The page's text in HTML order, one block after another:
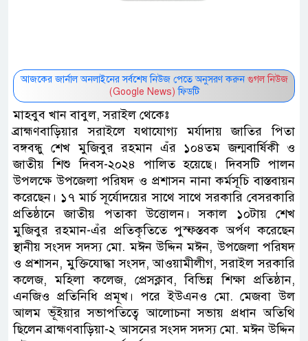
আজকের জার্নাল অনলাইনের সর্বশেষ নিউজ পেতে অনুসরণ করুন গুগল নিউজ
(Google News) ফিডটি
মাহবুব খান বাবুল, সরাইল থেকেঃ
ব্রাহ্মণবাড়িয়ার সরাইলে যথাযোগ্য মর্যাদায় জাতির পিতা
বঙ্গবন্ধু শেখ মুজিবুর রহমান এঁর ১০৪তম জন্মবার্ষিকী ও
জাতীয় শিশু দিবস-২০২৪ পালিত হয়েছে। দিবসটি পালন
উপলক্ষে উপজেলা পরিষদ ও প্রশাসন নানা কর্মসূচি বাস্তবায়ন
করেছেন। ১৭ মার্চ সূর্যোদয়ের সাথে সাথে সরকারি বেসরকারি
প্রতিষ্ঠানে জাতীয় পতাকা উত্তোলন। সকাল ১০টায় শেখ
মুজিবুর রহমান-এঁর প্রতিকৃতিতে পুস্ফস্তবক অর্পণ করেছেন
স্থানীয় সংসদ সদস্য মো. মঈন উদ্দিন মঈন, উপজেলা পরিষদ
ও প্রশাসন, মুক্তিযোদ্ধা সংসদ, আওয়ামীলীগ, সরাইল সরকারি
কলেজ, মহিলা কলেজ, প্রেসক্লাব, বিভিন্ন শিক্ষা প্রতিষ্ঠান,
এনজিও প্রতিনিধি প্রমূখ। পরে ইউএনও মো. মেজবা উল
আলম ভূঁইয়ার সভাপতিত্বে আলোচনা সভায় প্রধান অতিথি
ছিলেন ব্রাহ্মণবাড়িয়া-২ আসনের সংসদ সদস্য মো. মঈন উদ্দিন